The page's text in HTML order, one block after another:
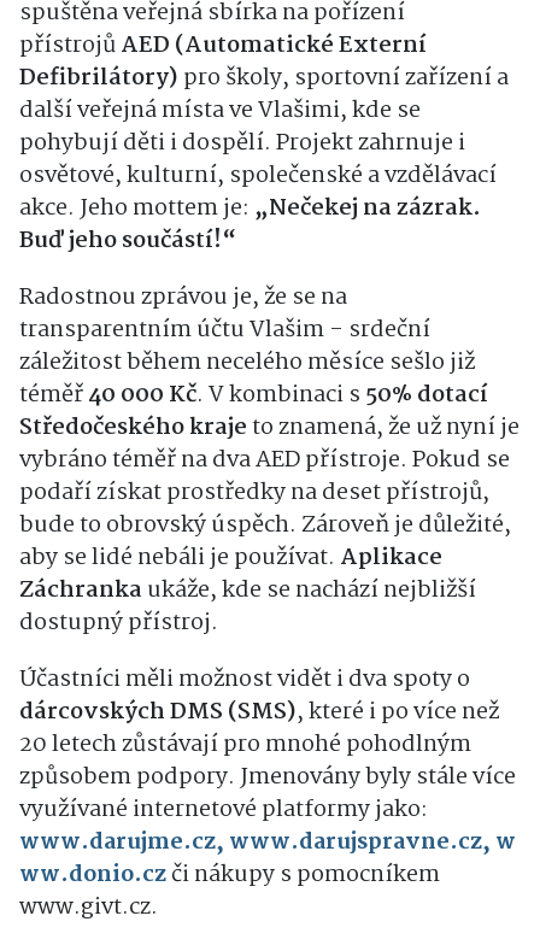
spuštěna veřejná sbírka na pořízení
přístrojůAED (Automatické Externí
Defibrilátory) pro školy, sportovní zařízení a
další veřejná místa ve Vlašimi, kde se
pohybují děti i dospělí. Projekt zahrnuje i
osvětové, kulturní, společenské a vzdělávací
akce. Jeho mottem je: „Nečekej na zázrak.
Buď jeho součástí!“
Radostnou zprávou je, že se na
transparentním účtu Vlašim - srdeční
záležitost během necelého měsíce sešlo již
téměř40 000 Kč. V kombinaci s 50% dotací
Středočeského krajeto znamená, že už nyní je
vybráno téměř na dva AED přístroje. Pokud se
podaří získat prostředky na deset přístrojů,
bude to obrovský úspěch. Zároveň je důležité,
aby se lidé nebáli je používat. Aplikace
Záchranka ukáže, kde se nachází nejbližší
dostupný přístroj.
Účastníci měli možnost vidět i dva spoty o
dárcovských DMS (SMS), které i po více než
20 letech zůstávají pro mnohé pohodlným
způsobem podpory. Jmenovány byly stále více
využívané internetové platformy jako:
www.darujme.cz, www.darujspravne.cz, w
ww.donio.czči nákupy s pomocníkem
www.givt.cz.